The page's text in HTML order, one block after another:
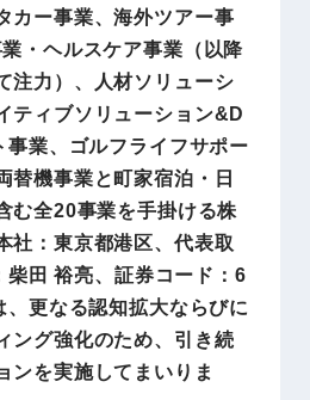
カー事業、海外ツアー事
・ヘルスケア事業（以降
注力）、人材ソリューシ
ティブソリューション&D
業、ゴルフライフサポー
替機事業と町家宿泊・日
む全20事業を手掛ける株
社：東京都港区、代表取
柴田 裕亮、証券コード：6
更なる認知拡大ならびに
ング強化のため、引き続
ンを実施してまいりま